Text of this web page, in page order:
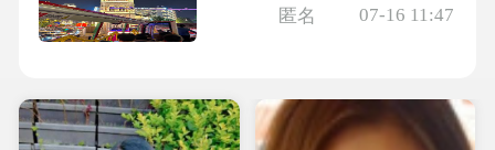
匿名
07-16 11:47